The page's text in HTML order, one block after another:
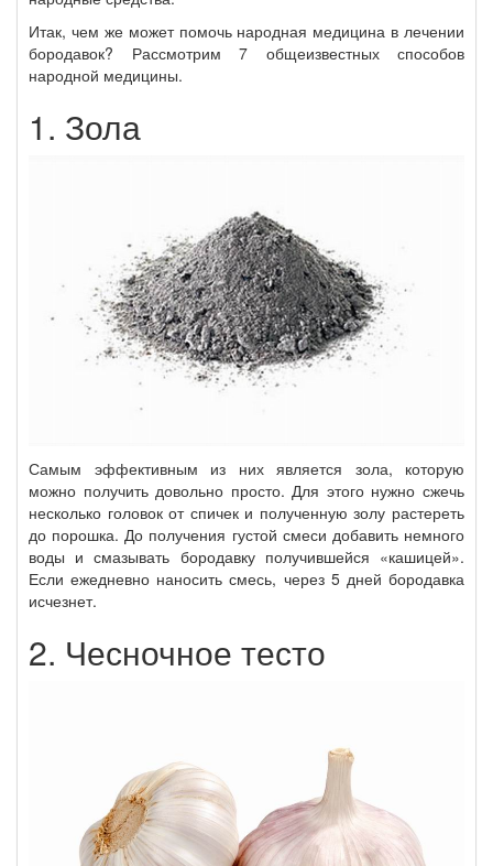
Итак, чем же может помочь народная медицина в лечении
бородавок? Рассмотрим 7 общеизвестных способов
народной медицины.
1. Зола
Самым эффективным из них является зола, которую
можно получить довольно просто. Для этого нужно сжечь
несколько головок от спичек и полученную золу растереть
до порошка. До получения густой смеси добавить немного
воды и смазывать бородавку получившейся «кашицей».
Если ежедневно наносить смесь, через 5 дней бородавка
исчезнет.
2. Чесночное тесто